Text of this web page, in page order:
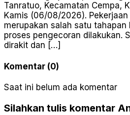
Tanratuo, Kecamatan Cempa,
Kamis (06/08/2026).
merupakan salah satu tahapan
proses pengecoran dilakukan.
dirakit dan […]
Komentar (0)
Saat ini belum ada komentar
Silahkan tulis komentar